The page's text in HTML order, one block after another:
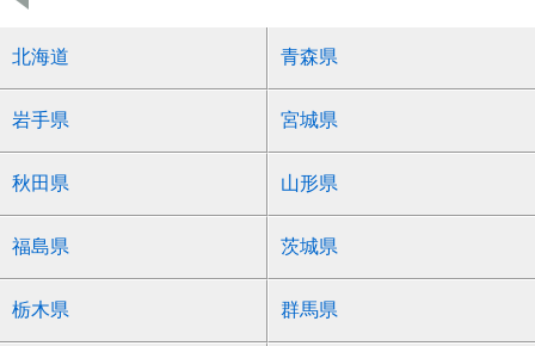
北海道 青森県
岩手県 宮城県
秋田県 山形県
福島県 茨城県
栃木県 群馬県